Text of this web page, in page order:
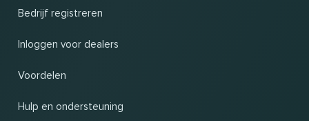
Bedrijf registreren
Inloggen voor dealers
Voordelen
Hulp en ondersteuning